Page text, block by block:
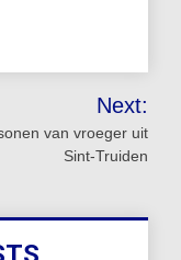
Next:
van vroeger uit
Sint-Truiden